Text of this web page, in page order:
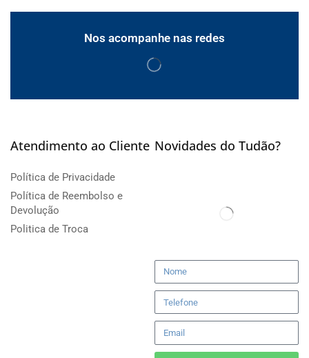
Nos acompanhe nas redes
Atendimento ao Cliente
Política de Privacidade
Política de Reembolso e
Devolução
Politica de Troca
Novidades do Tudão?